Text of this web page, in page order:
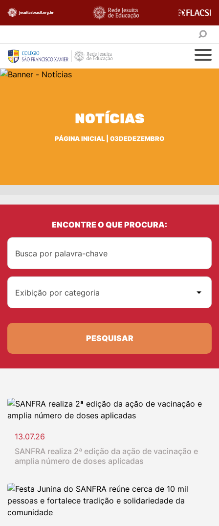
NOTÍCIAS
PÁGINA INICIAL 03DEDEZEMBRO
ENCONTRE O QUE PROCURA:
Exibição por categoria
PESQUISAR
13.07.26
SANFRA realiza 2ª edição da ação de vacinação e
amplia número de doses aplicadas